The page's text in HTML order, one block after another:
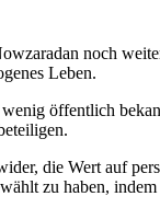
noch
Leben.
öffentlich
die Wert auf
zu haben,